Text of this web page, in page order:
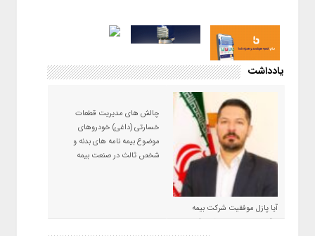
یادداشت
آیا پازل موفقیت شرکت بیمه
حکمت صبا در سال ۱۴۰۵ کامل می
چالش های مدیریت قطعات
خسارتی (داغی) خودروهای
موضوع بیمه نامه های بدنه و
شخص ثالث در صنعت بیمه